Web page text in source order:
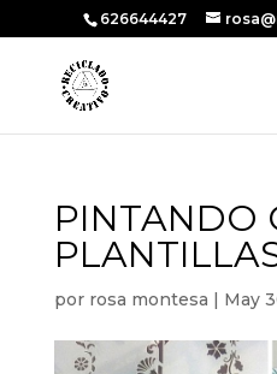
626644427
PINTANDO
por rosa montesa | May